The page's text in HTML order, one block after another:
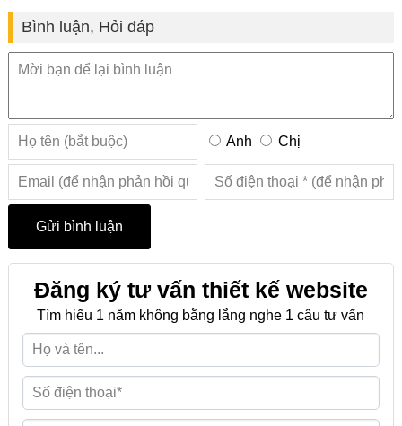
Bình luận, Hỏi đáp
Anh Chị
Đăng ký tư vấn thiết kế website
Tìm hiểu 1 năm không bằng lắng nghe 1 câu tư vấn